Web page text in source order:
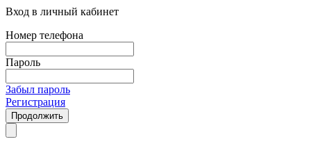
Вход в личный кабинет
Номер телефона
Пароль
Забыл пароль
Регистрация
Продолжить